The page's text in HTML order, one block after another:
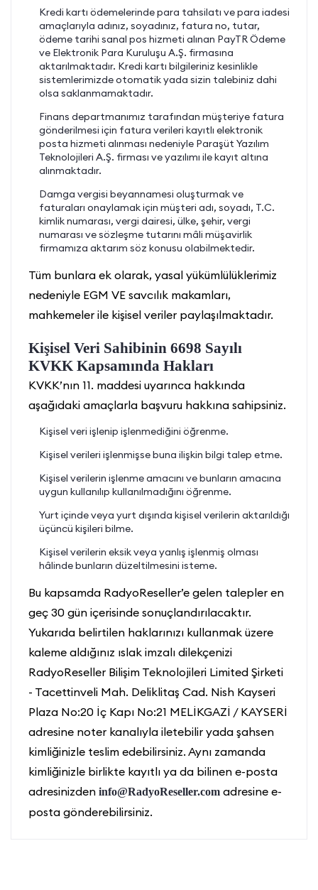
Kredi kartı ödemelerinde para tahsilatı ve para iadesi
amaçlarıyla adınız, soyadınız, fatura no, tutar,
ödeme tarihi sanal pos hizmeti alınan PayTR Ödeme
ve Elektronik Para Kuruluşu A.Ş. firmasına
aktarılmaktadır. Kredi kartı bilgileriniz kesinlikle
sistemlerimizde otomatik yada sizin talebiniz dahi
olsa saklanmamaktadır.
Finans departmanımız tarafından müşteriye fatura
gönderilmesi için fatura verileri kayıtlı elektronik
posta hizmeti alınması nedeniyle Paraşüt Yazılım
Teknolojileri A.Ş. firması ve yazılımı ile kayıt altına
alınmaktadır.
Damga vergisi beyannamesi oluşturmak ve
faturaları onaylamak için müşteri adı, soyadı, T.C.
kimlik numarası, vergi dairesi, ülke, şehir, vergi
numarası ve sözleşme tutarını mâli müşavirlik
firmamıza aktarım söz konusu olabilmektedir.
Tüm bunlara ek olarak, yasal yükümlülüklerimiz
nedeniyle EGM VE savcılık makamları,
mahkemeler ile kişisel veriler paylaşılmaktadır.
Kişisel Veri Sahibinin 6698 Sayılı
KVKK Kapsamında Hakları
KVKK’nın 11. maddesi uyarınca hakkında
aşağıdaki amaçlarla başvuru hakkına sahipsiniz.
Kişisel veri işlenip işlenmediğini öğrenme.
Kişisel verileri işlenmişse buna ilişkin bilgi talep etme.
Kişisel verilerin işlenme amacını ve bunların amacına
uygun kullanılıp kullanılmadığını öğrenme.
Yurt içinde veya yurt dışında kişisel verilerin aktarıldığı
üçüncü kişileri bilme.
Kişisel verilerin eksik veya yanlış işlenmiş olması
hâlinde bunların düzeltilmesini isteme.
Bu kapsamda RadyoReseller’e gelen talepler en
geç 30 gün içerisinde sonuçlandırılacaktır.
Yukarıda belirtilen haklarınızı kullanmak üzere
kaleme aldığınız ıslak imzalı dilekçenizi
RadyoReseller Bilişim Teknolojileri Limited Şirketi
- Tacettinveli Mah. Deliklitaş Cad. Nish Kayseri
Plaza No:20 İç Kapı No:21 MELİKGAZİ / KAYSERİ
adresine noter kanalıyla iletebilir yada şahsen
kimliğinizle teslim edebilirsiniz. Aynı zamanda
kimliğinizle birlikte kayıtlı ya da bilinen e-posta
adresinizden info@RadyoReseller.com adresine e-
posta gönderebilirsiniz.